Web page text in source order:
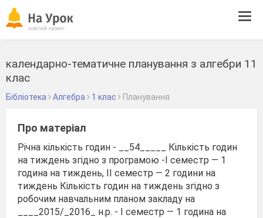
календарно-тематичне планування з алгебри 11
клас
Бібліотека Алгебра 1 клас Планування
Про матеріал
Річна кількість годин - __54_____ Кількість годин
на тиждень згідно з програмою -І семестр — 1
година на тиждень, II семестр — 2 години на
тиждень Кількість годин на тиждень згідно з
робочим навчальним планом закладу на
____2015/_2016_ н.р. - І семестр — 1 година на